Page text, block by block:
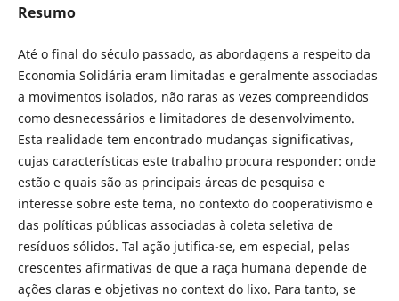
Resumo
Até o final do século passado, as abordagens a respeito da
Economia Solidária eram limitadas e geralmente associadas
a movimentos isolados, não raras as vezes compreendidos
como desnecessários e limitadores de desenvolvimento.
Esta realidade tem encontrado mudanças significativas,
cujas características este trabalho procura responder: onde
estão e quais são as principais áreas de pesquisa e
interesse sobre este tema, no contexto do cooperativismo e
das políticas públicas associadas à coleta seletiva de
resíduos sólidos. Tal ação jutifica-se, em especial, pelas
crescentes afirmativas de que a raça humana depende de
ações claras e objetivas no context do lixo. Para tanto, se